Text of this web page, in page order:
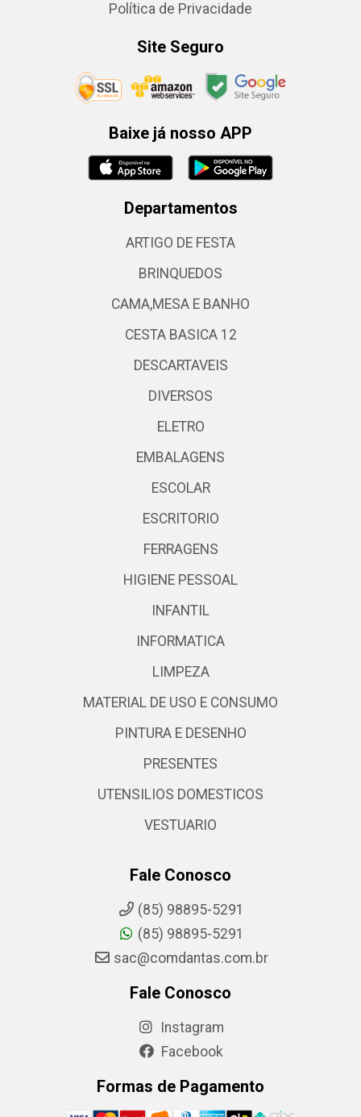
Política de Privacidade
Site Seguro
Baixe já nosso APP
Departamentos
ARTIGO DE FESTA
BRINQUEDOS
CAMA,MESA E BANHO
CESTA BASICA 12
DESCARTAVEIS
DIVERSOS
ELETRO
EMBALAGENS
ESCOLAR
ESCRITORIO
FERRAGENS
HIGIENE PESSOAL
INFANTIL
INFORMATICA
LIMPEZA
MATERIAL DE USO E CONSUMO
PINTURA E DESENHO
PRESENTES
UTENSILIOS DOMESTICOS
VESTUARIO
Fale Conosco
(85) 98895-5291
(85) 98895-5291
sac@comdantas.com.br
Fale Conosco
Instagram
Facebook
Formas de Pagamento